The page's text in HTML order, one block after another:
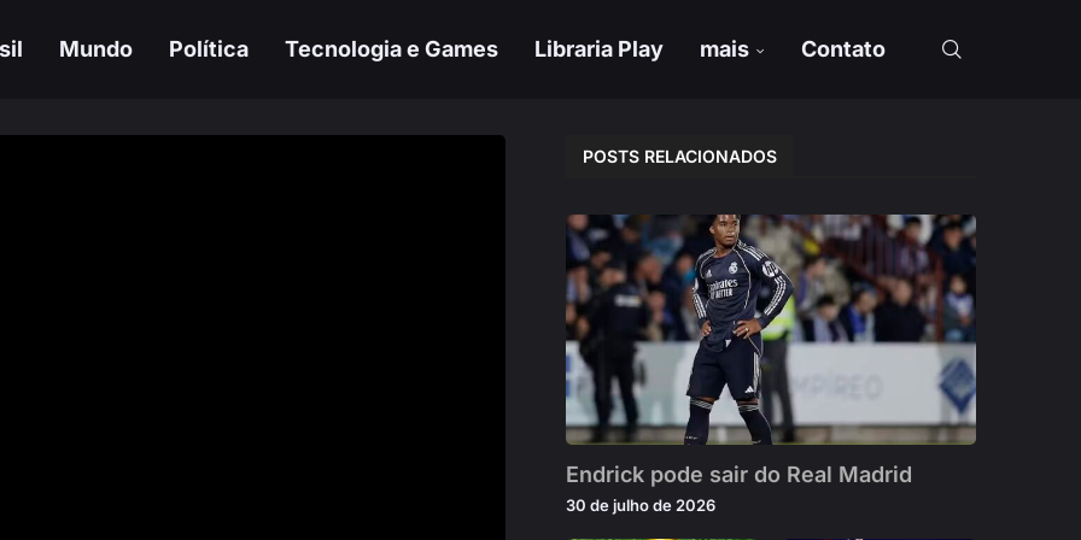
Mundo Política Tecnologia e Games Libraria Play mais Contato
POSTS RELACIONADOS
Endrick pode sair do Real Madrid
30 de julho de 2026